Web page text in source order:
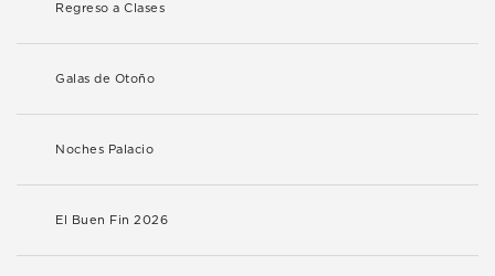
Regreso a Clases
Galas de Otoño
Noches Palacio
El Buen Fin 2026